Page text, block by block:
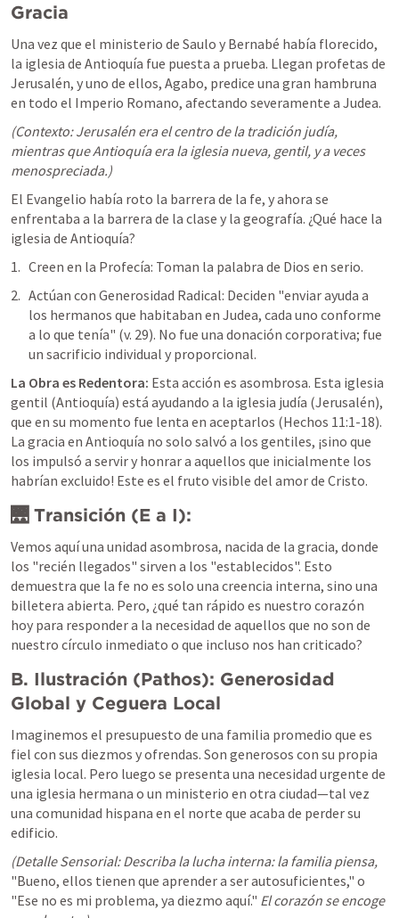
Gracia
Una vez que el ministerio de Saulo y Bernabé había florecido,
la iglesia de Antioquía fue puesta a prueba. Llegan profetas de
Jerusalén, y uno de ellos, Agabo, predice una gran hambruna
en todo el Imperio Romano, afectando severamente a Judea.
(Contexto: Jerusalén era el centro de la tradición judía,
mientras que Antioquía era la iglesia nueva, gentil, y a veces
menospreciada.)
El Evangelio había roto la barrera de la fe, y ahora se
enfrentaba a la barrera de la clase y la geografía. ¿Qué hace la
iglesia de Antioquía?
Creen en la Profecía: Toman la palabra de Dios en serio.
Actúan con Generosidad Radical: Deciden "enviar ayuda a
los hermanos que habitaban en Judea, cada uno conforme
a lo que tenía" (v. 29). No fue una donación corporativa; fue
un sacrificio individual y proporcional.
La Obra es Redentora: Esta acción es asombrosa. Esta iglesia
gentil (Antioquía) está ayudando a la iglesia judía (Jerusalén),
que en su momento fue lenta en aceptarlos (Hechos 11:1-18).
La gracia en Antioquía no solo salvó a los gentiles, ¡sino que
los impulsó a servir y honrar a aquellos que inicialmente los
habrían excluido! Este es el fruto visible del amor de Cristo.
🌉 Transición (E a I):
Vemos aquí una unidad asombrosa, nacida de la gracia, donde
los "recién llegados" sirven a los "establecidos". Esto
demuestra que la fe no es solo una creencia interna, sino una
billetera abierta. Pero, ¿qué tan rápido es nuestro corazón
hoy para responder a la necesidad de aquellos que no son de
nuestro círculo inmediato o que incluso nos han criticado?
B. Ilustración (Pathos): Generosidad
Global y Ceguera Local
Imaginemos el presupuesto de una familia promedio que es
fiel con sus diezmos y ofrendas. Son generosos con su propia
iglesia local. Pero luego se presenta una necesidad urgente de
una iglesia hermana o un ministerio en otra ciudad—tal vez
una comunidad hispana en el norte que acaba de perder su
edificio.
"Bueno, ellos tienen que aprender a ser autosuficientes," o
"Ese no es mi problema, ya diezmo aquí." El corazón se encoge